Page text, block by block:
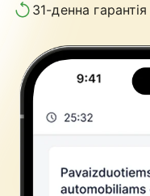
31-денна